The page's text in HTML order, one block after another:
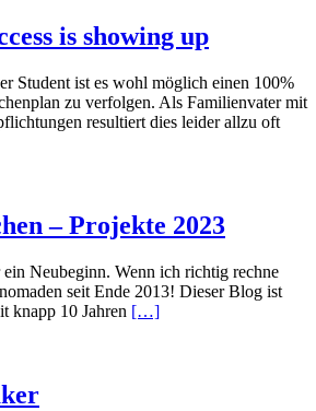
is showing up
Student ist es wohl möglich einen 100%
zu verfolgen. Als Familienvater mit
resultiert dies leider allzu oft
– Projekte 2023
Neubeginn. Wenn ich richtig rechne
seit Ende 2013! Dieser Blog ist
knapp 10 Jahren […]